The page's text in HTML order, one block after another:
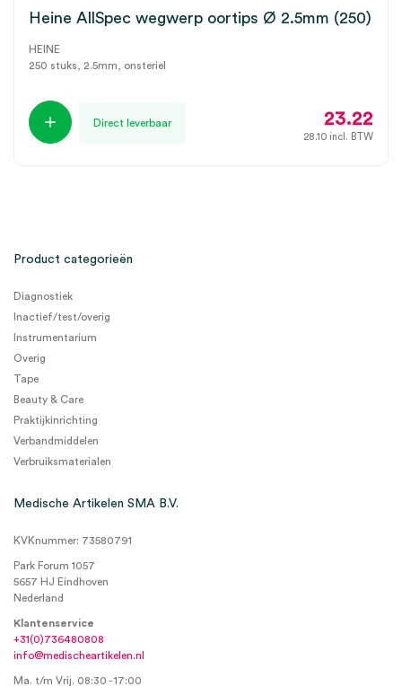
Heine AllSpec wegwerp oortips Ø 2.5mm (250)
HEINE
250 stuks, 2.5mm, onsteriel
Direct leverbaar 23.22
28.10 incl. BTW
Product categorieën
Diagnostiek
Inactief/test/overig
Instrumentarium
Overig
Tape
Beauty & Care
Praktijkinrichting
Verbandmiddelen
Verbruiksmaterialen
Medische Artikelen SMA B.V.
KVKnummer: 73580791
Park Forum 1057
5657 HJ Eindhoven
Nederland
Klantenservice
+31(0)736480808
info@medischeartikelen.nl
Ma. t/m Vrij. 08:30 - 17:00